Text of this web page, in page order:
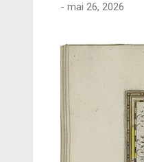
- mai 26, 2026